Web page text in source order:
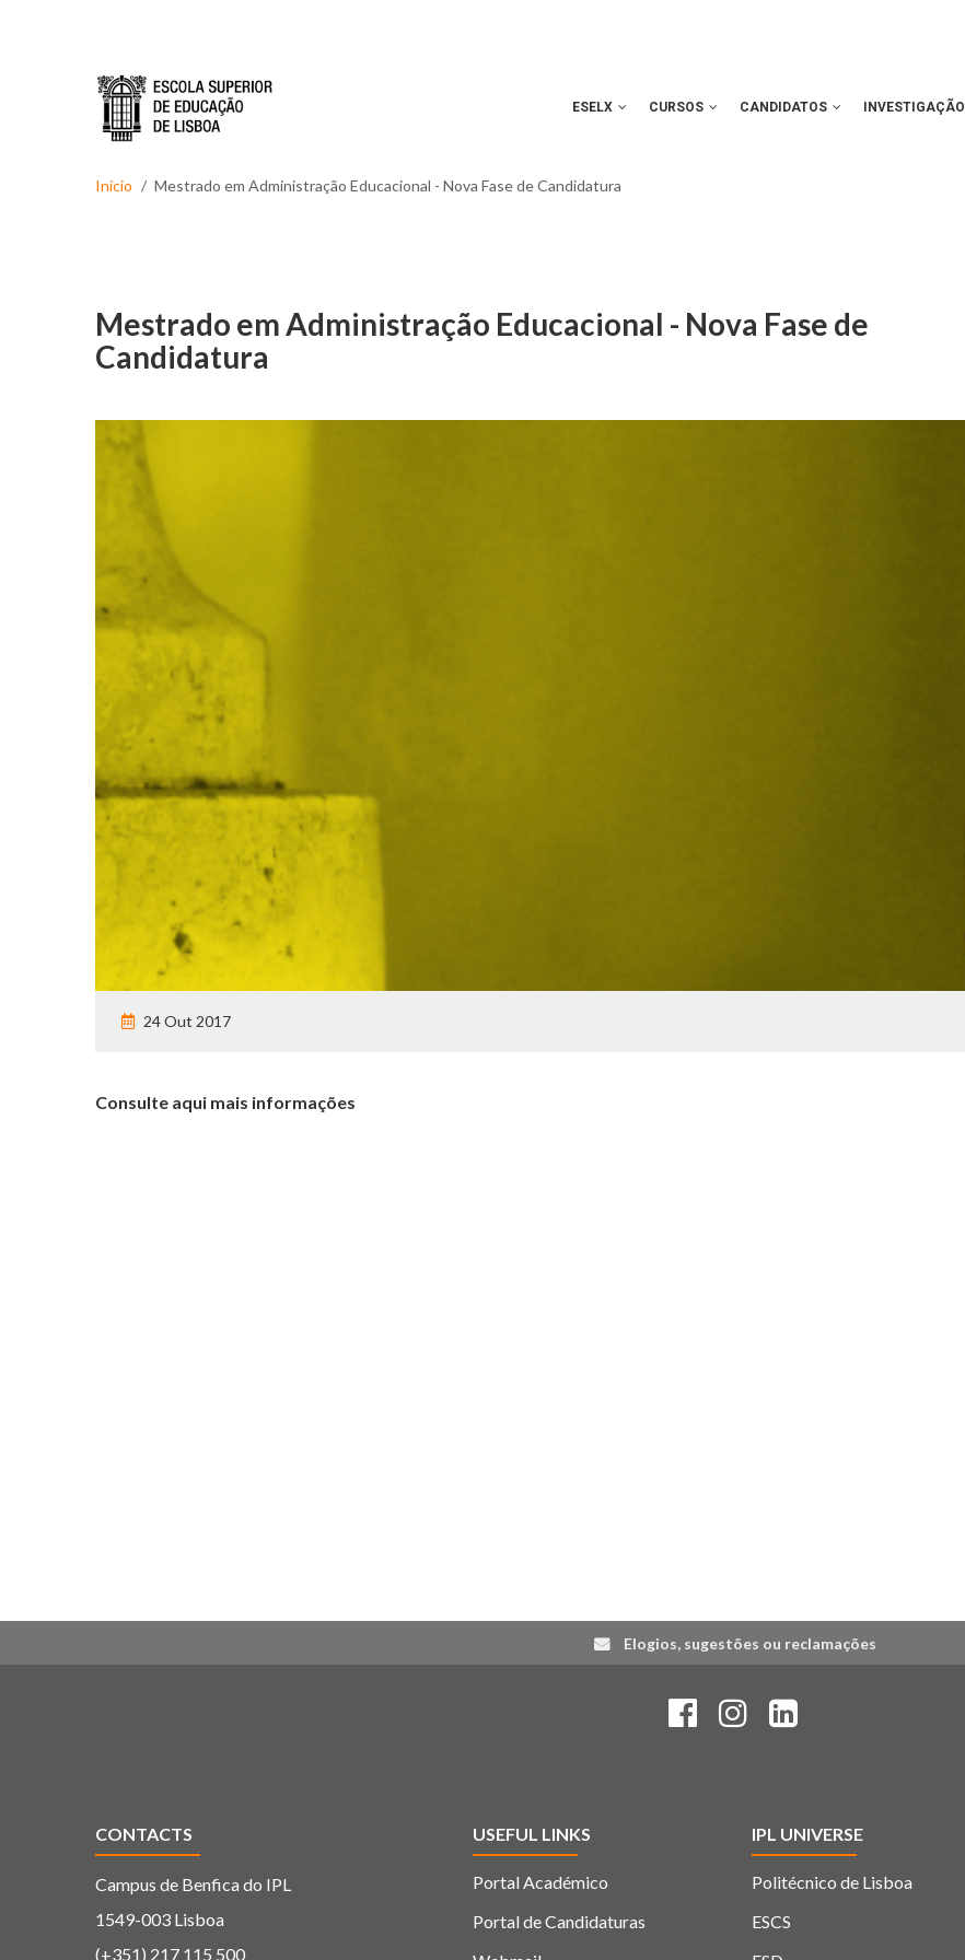
ESELX CURSOS CANDIDATOS INVESTIGAÇÃO
Início Mestrado em Administração Educacional - Nova Fase de Candidatura
Mestrado em Administração Educacional - Nova Fase de
Candidatura
24 Out 2017
Consulte aqui mais informações
Elogios, sugestões ou reclamações
CONTACTS
Campus de Benfica do IPL
1549-003 Lisboa
(+351) 217 115 500
USEFUL LINKS
Portal Académico
Portal de Candidaturas
IPL UNIVERSE
Politécnico de Lisboa
ESCS